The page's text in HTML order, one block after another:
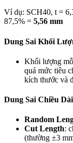
Ví dụ: SCH40, t =
87,5% = 5,56 mm
Dung Sai Khối
Khối lượng
quá mức tiêu
kích thước và
Dung Sai Chiều Dài
Random
Cut Length:
(thường ±3